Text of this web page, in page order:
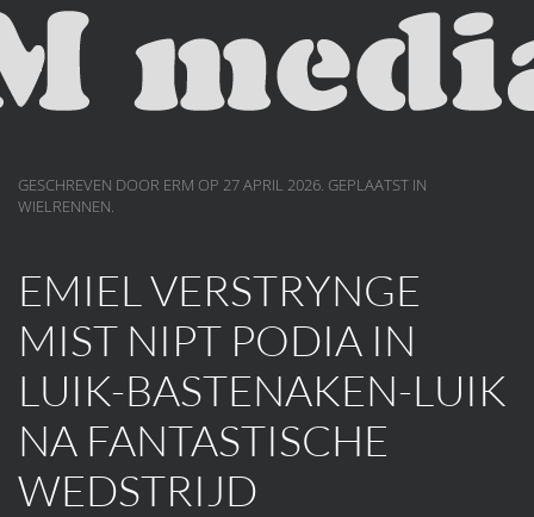
Skip to main content
GESCHREVEN DOOR ERM OP 27 APRIL 2026. GEPLAATST IN
WIELRENNEN.
EMIEL VERSTRYNGE
MIST NIPT PODIA IN
LUIK-BASTENAKEN-LUIK
NA FANTASTISCHE
WEDSTRIJD